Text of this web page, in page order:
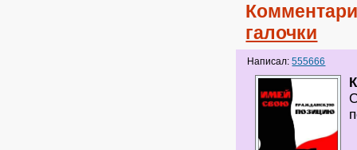
галочки
Написал:555666